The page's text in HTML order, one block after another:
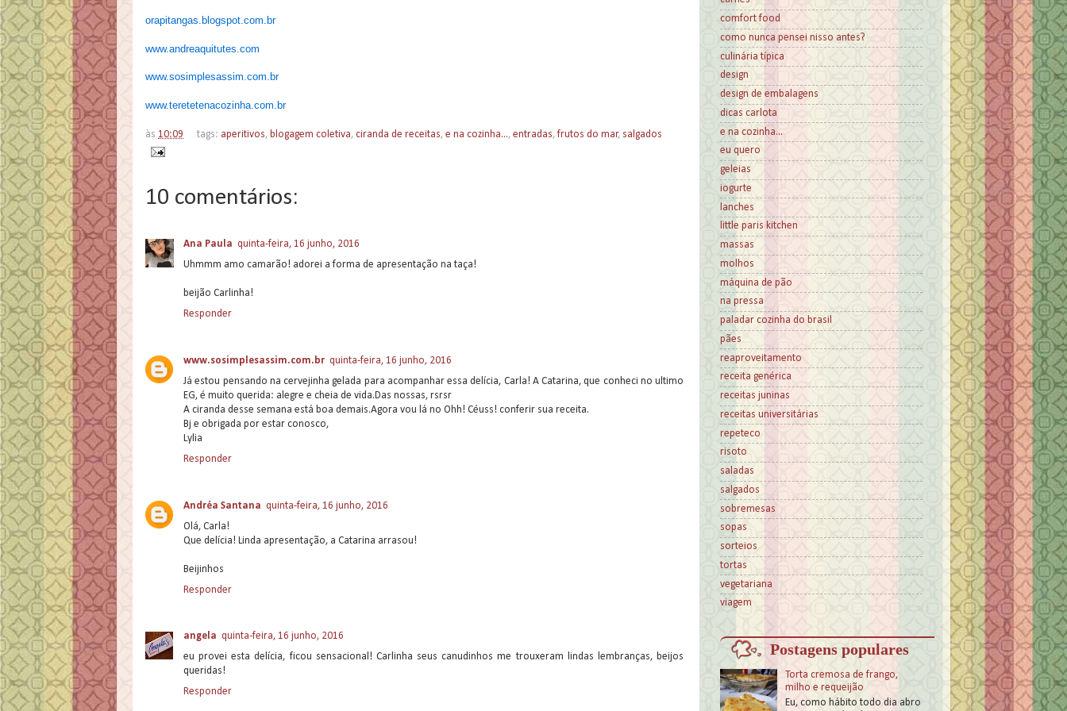
orapitangas.blogspot.com.br
www.andreaquitutes.com
www.sosimplesassim.com.br
www.teretetenacozinha.com.br
às 10:09 tags: aperitivos, blogagem coletiva, ciranda de receitas, e na cozinha..., entradas,frutos do mar, salgados
10 comentários:
Ana Paula quinta-feira, 16 junho, 2016
Uhmmm amo camarão! adorei a forma de apresentação na taça!
beijão Carlinha!
Responder
www.sosimplesassim.com.br quinta-feira, 16 junho, 2016
Já estou pensando na cervejinha gelada para acompanhar essa delícia, Carla! A Catarina, que conheci no ultimo
EG, é muito querida: alegre e cheia de vida.Das nossas, rsrsr
A ciranda desse semana está boa demais.Agora vou lá no Ohh! Céuss! conferir sua receita.
Bj e obrigada por estar conosco,
Lylia
Responder
Andréa Santana quinta-feira, 16 junho, 2016
Olá, Carla!
Que delícia! Linda apresentação, a Catarina arrasou!
Beijinhos
Responder
angela quinta-feira, 16 junho, 2016
eu provei esta delícia, ficou sensacional! Carlinha seus canudinhos me trouxeram lindas lembranças, beijos
queridas!
Responder
comfort food
como nunca pensei nisso antes?
culinária típica
design
design de embalagens
dicas carlota
e na cozinha...
eu quero
geleias
iogurte
lanches
little paris kitchen
massas
molhos
máquina de pão
na pressa
paladar cozinha do brasil
pães
reaproveitamento
receita genérica
receitas juninas
receitas universitárias
repeteco
risoto
saladas
salgados
sobremesas
sopas
sorteios
tortas
vegetariana
viagem
Postagens populares
Torta cremosa de frango,
milho e requeijão
Eu, como hábito todo dia abro